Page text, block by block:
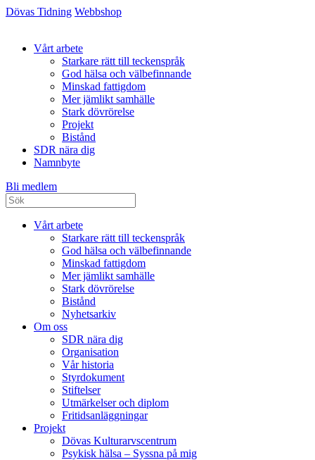
Dövas Tidning Webbshop
Vårt arbete
Starkare rätt till teckenspråk
God hälsa och välbefinnande
Minskad fattigdom
Mer jämlikt samhälle
Stark dövrörelse
Projekt
Bistånd
SDR nära dig
Namnbyte
Bli medlem
Vårt arbete
Starkare rätt till teckenspråk
God hälsa och välbefinnande
Minskad fattigdom
Mer jämlikt samhälle
Stark dövrörelse
Bistånd
Nyhetsarkiv
Om oss
SDR nära dig
Organisation
Vår historia
Styrdokument
Stiftelser
Utmärkelser och diplom
Fritidsanläggningar
Projekt
Dövas Kulturarvscentrum
Psykisk hälsa – Syssna på mig